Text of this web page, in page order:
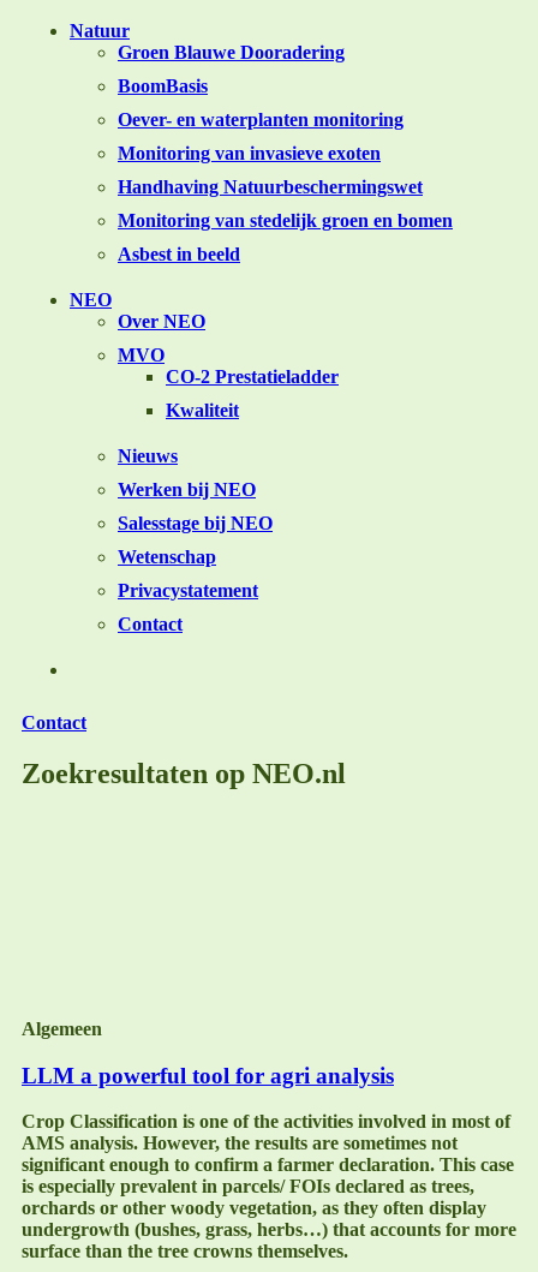
Natuur
Groen Blauwe Dooradering
BoomBasis
Oever- en waterplanten monitoring
Monitoring van invasieve exoten
Handhaving Natuurbeschermingswet
Monitoring van stedelijk groen en bomen
Asbest in beeld
NEO
Over NEO
MVO
CO-2 Prestatieladder
Kwaliteit
Nieuws
Werken bij NEO
Salesstage bij NEO
Wetenschap
Privacystatement
Contact
Contact
Zoekresultaten op NEO.nl
Algemeen
LLM a powerful tool for agri analysis
Crop Classification is one of the activities involved in most of
AMS analysis. However, the results are sometimes not
significant enough to confirm a farmer declaration. This case
is especially prevalent in parcels/ FOIs declared as trees,
orchards or other woody vegetation, as they often display
undergrowth (bushes, grass, herbs…) that accounts for more
surface than the tree crowns themselves.